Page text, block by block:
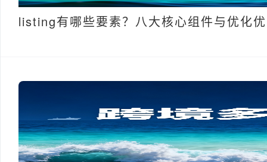
listing有哪些要素？八大核心组件与优化